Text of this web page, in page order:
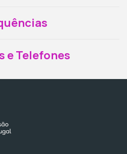
e Telefones